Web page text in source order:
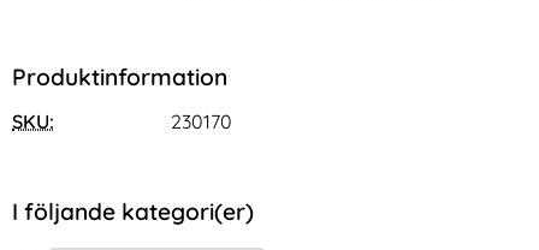
Produktinformation
SKU: 230170
I följande kategori(er)